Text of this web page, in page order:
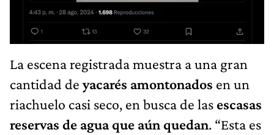
La escena registrada muestra a una gran
cantidad deyacarés amontonados en un
riachuelo casi seco, en busca de las escasas
reservas de agua que aún quedan. “Esta es